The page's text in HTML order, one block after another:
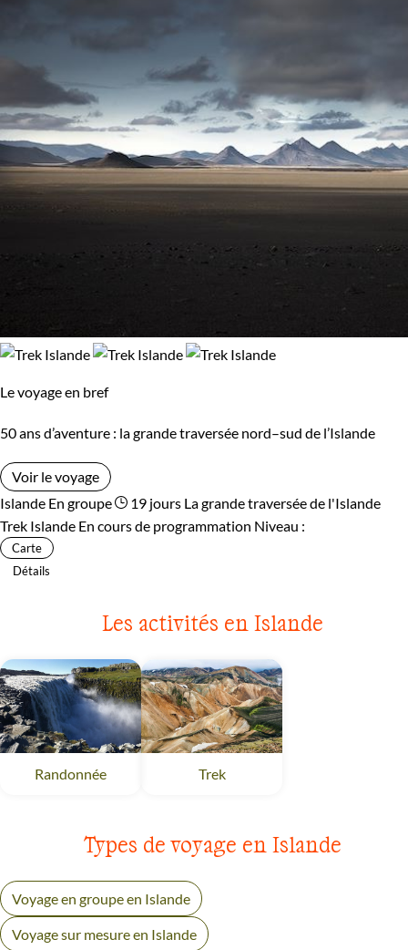
Le voyage en bref
50 ans d’aventure : la grande traversée nord–sud de l’Islande
Voir le voyage
Islande En groupe 19 jours La grande traversée de l'Islande
Trek Islande En cours de programmation Niveau :
Carte
Détails
Les activités en Islande
Randonnée TrekIslande
Types de voyage en Islande
Voyage en groupe en Islande
Voyage sur mesure en Islande